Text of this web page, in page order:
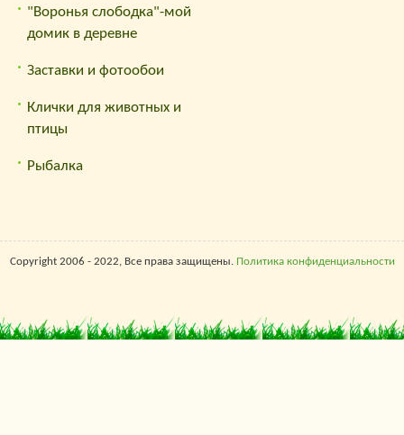
"Воронья слободка"-мой
домик в деревне
Заставки и фотообои
Клички для животных и
птицы
Рыбалка
Copyright 2006 - 2022, Все права защищены. Политика конфиденциальности